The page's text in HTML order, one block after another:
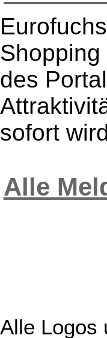
des
sofort
Alle
Alle Logos